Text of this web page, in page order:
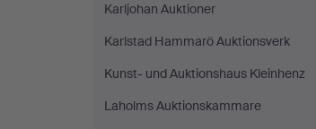
Karljohan Auktioner
Karlstad Hammarö Auktionsverk
Kunst- und Auktionshaus Kleinhenz
Laholms Auktionskammare